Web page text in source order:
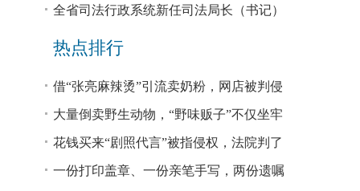
0327号提案办理座谈会
全省司法行政系统新任司法局长（书记）
培训班开班 方华堂作专题辅导
热点排行
借“张亮麻辣烫”引流卖奶粉，网店被判侵
权！
大量倒卖野生动物，“野味贩子”不仅坐牢
还得赔钱
花钱买来“剧照代言”被指侵权，法院判了
一份打印盖章、一份亲笔手写，两份遗嘱